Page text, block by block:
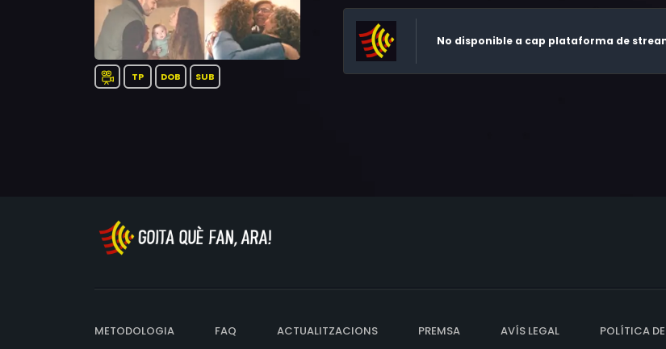
TP DOB SUB
No disponible a cap plataforma de
METODOLOGIA FAQ ACTUALITZACIONS PREMSA AVÍS LEGAL POLÍTICA